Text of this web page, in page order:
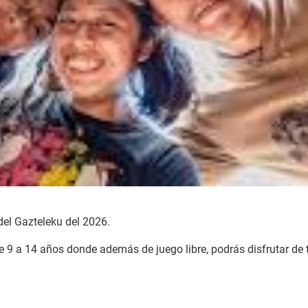
Gazteleku del 2026.
9 a 14 años donde además de juego libre, podrás disfrutar